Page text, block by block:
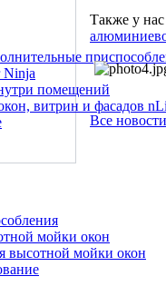
Ninja
помещений
витрин и фасадов
мойки окон
высотной мойки окон
Также у
Все новости